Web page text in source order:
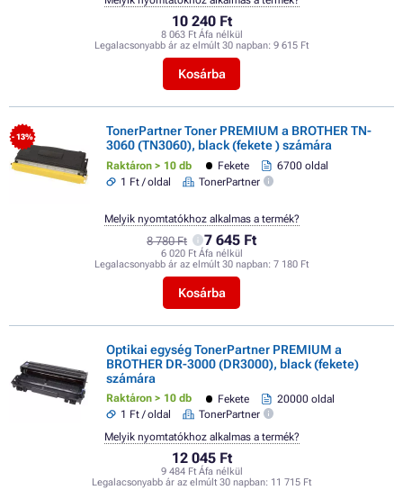
10 240 Ft
8 063 Ft Áfa nélkül
Legalacsonyabb ár az elmúlt 30 napban: 9 615 Ft
Kosárba
- 13%
TonerPartner Toner PREMIUM a BROTHER TN-
3060 (TN3060), black (fekete ) számára
Raktáron > 10 db Fekete
6700 oldal
1 Ft / oldal
TonerPartner
8 780 Ft 7 645 Ft
6 020 Ft Áfa nélkül
Legalacsonyabb ár az elmúlt 30 napban: 7 180 Ft
Kosárba
Melyik nyomtatókhoz alkalmas a termék?
Optikai egység TonerPartner PREMIUM a
BROTHER DR-3000 (DR3000), black (fekete)
számára
Raktáron > 10 db Fekete
20000 oldal
1 Ft / oldal
TonerPartner
12 045 Ft
9 484 Ft Áfa nélkül
Legalacsonyabb ár az elmúlt 30 napban: 11 715 Ft
Melyik nyomtatókhoz alkalmas a termék?